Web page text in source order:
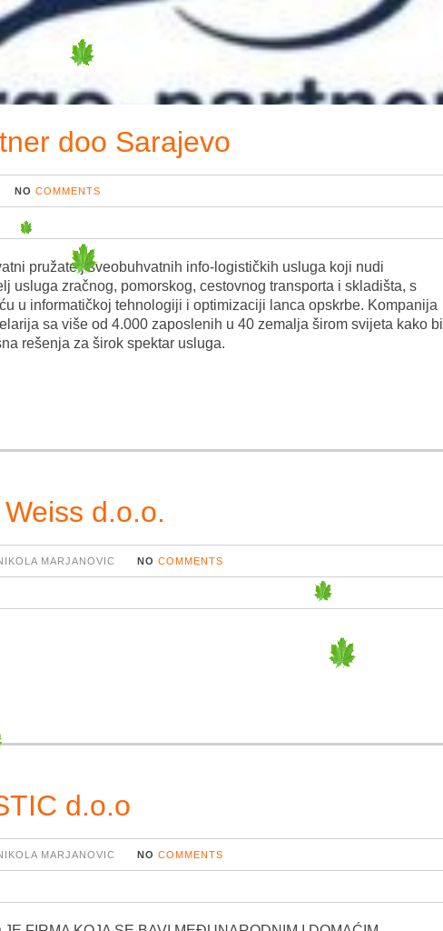
doo Sarajevo
NO COMMENTS
pružatelj sveobuhvatnih info-logističkih usluga koji nudi
usluga zračnog, pomorskog, cestovnog transporta i skladišta, s
u informatičkoj tehnologiji i optimizaciji lanca opskrbe. Kompanija
sa više od 4.000 zaposlenih u 40 zemalja širom svijeta kako bi
rešenja za širok spektar usluga.
d.o.o.
MARJANOVIC NO COMMENTS
d.o.o
MARJANOVIC NO COMMENTS